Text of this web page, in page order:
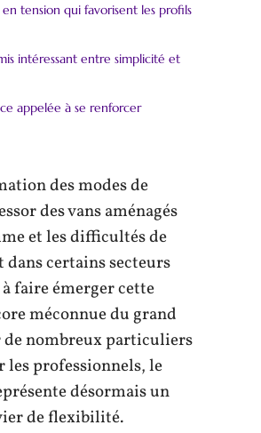
tension qui favorisent les profils
intéressant entre simplicité et
appelée à se renforcer
des modes de
des vans aménagés
et les difficultés de
certains secteurs
faire émerger cette
méconnue du grand
nombreux particuliers
les professionnels, le
désormais un
de flexibilité.